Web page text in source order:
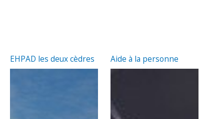
EHPAD les deux cèdres Aide à la personne